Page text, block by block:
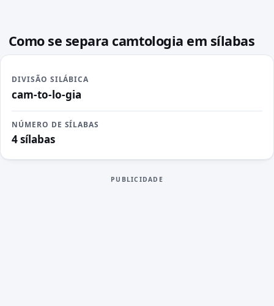
Como se separa camtologia em sílabas
DIVISÃO SILÁBICA
cam-to-lo-gia
NÚMERO DE SÍLABAS
4 sílabas
PUBLICIDADE